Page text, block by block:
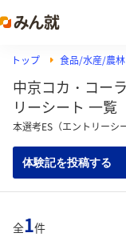
トップ 食品/水産/農林
中京コカ・コー
リーシート 一覧
本選考ES（エントリーシ
体験記を投稿する
全1件